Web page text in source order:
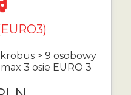
> 9 osobowy
3 osie EURO 3